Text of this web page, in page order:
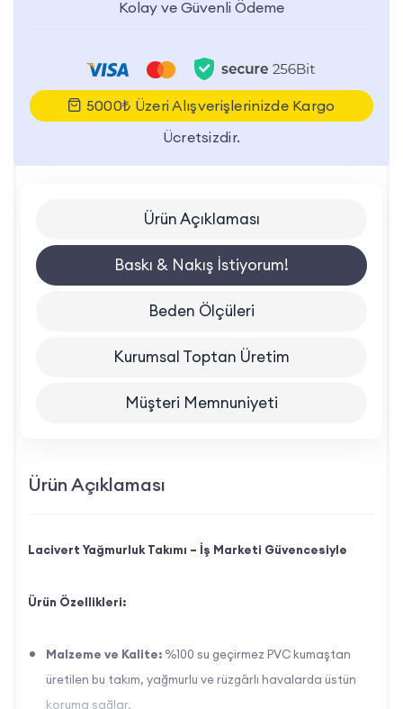
Kolay ve Güvenli Ödeme
5000₺ Üzeri Alışverişlerinizde Kargo
Ücretsizdir.
Ürün Açıklaması
Baskı & Nakış İstiyorum!
Beden Ölçüleri
Kurumsal Toptan Üretim
Müşteri Memnuniyeti
Ürün Açıklaması
Lacivert Yağmurluk Takımı – İş Marketi Güvencesiyle
Ürün Özellikleri:
Malzeme ve Kalite: %100 su geçirmez PVC kumaştan
üretilen bu takım, yağmurlu ve rüzgârlı havalarda üstün
koruma sağlar.